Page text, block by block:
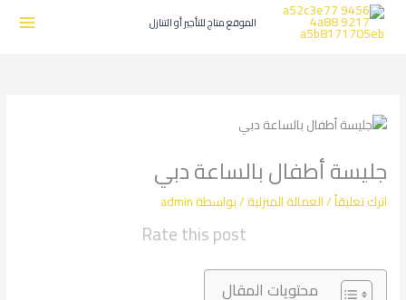
الموقع متاج للتأجير أو التنازل
جليسة أطفال بالساعة دبي
اترك تعليقاً/العمالة المنزلية/ بواسطةadmin
Rate this post
محتويات المقال